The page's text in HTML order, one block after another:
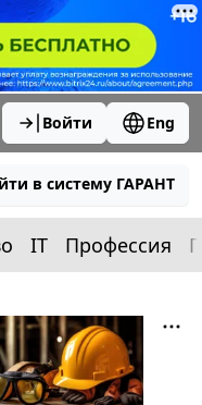
Войти Eng
в систему ГАРАНТ
IT Профессия